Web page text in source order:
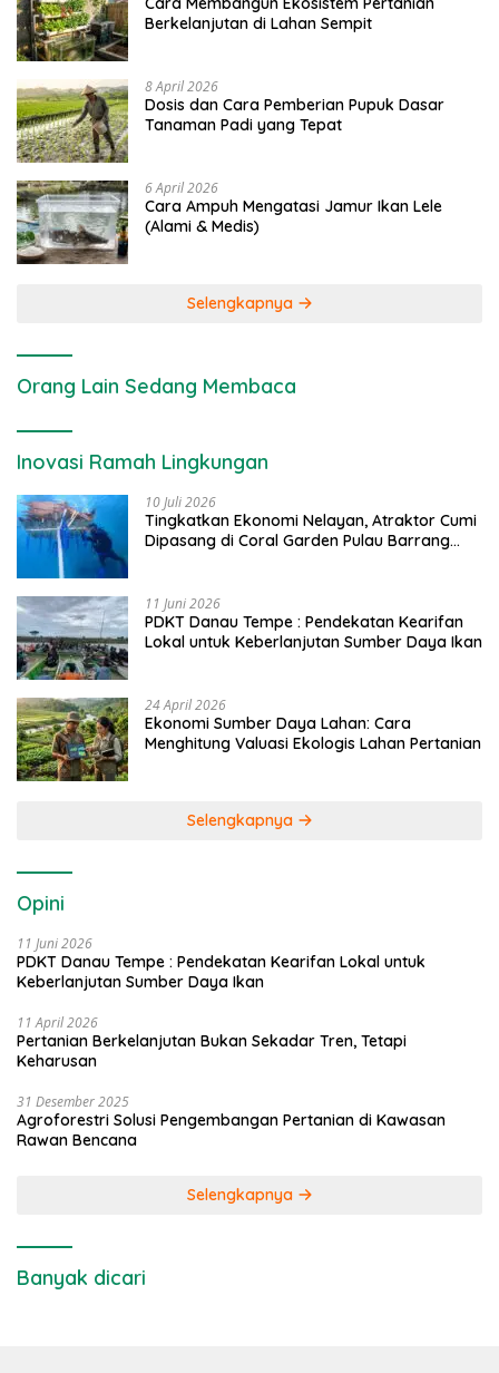
Berkelanjutan di Lahan Sempit
8 April 2026
Dosis dan Cara Pemberian Pupuk Dasar
Tanaman Padi yang Tepat
6 April 2026
Cara Ampuh Mengatasi Jamur Ikan Lele
(Alami & Medis)
Selengkapnya
Orang Lain Sedang Membaca
Inovasi Ramah Lingkungan
10 Juli 2026
Tingkatkan Ekonomi Nelayan, Atraktor Cumi
Dipasang di Coral Garden Pulau Barrang
11 Juni 2026
PDKT Danau Tempe : Pendekatan Kearifan
Lokal untuk Keberlanjutan Sumber Daya Ikan
24 April 2026
Ekonomi Sumber Daya Lahan: Cara
Menghitung Valuasi Ekologis Lahan Pertanian
Selengkapnya
Opini
11 Juni 2026
PDKT Danau Tempe : Pendekatan Kearifan Lokal untuk
Keberlanjutan Sumber Daya Ikan
11 April 2026
Pertanian Berkelanjutan Bukan Sekadar Tren, Tetapi
Keharusan
31 Desember 2025
Agroforestri Solusi Pengembangan Pertanian di Kawasan
Rawan Bencana
Selengkapnya
Banyak dicari